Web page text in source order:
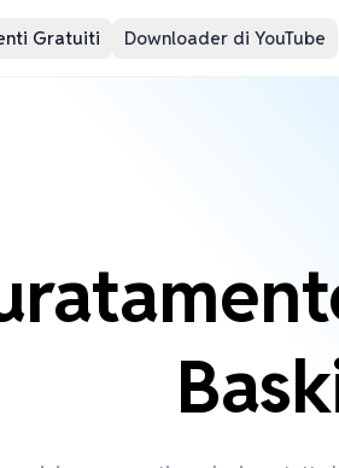
Gratuiti Downloader di YouTube